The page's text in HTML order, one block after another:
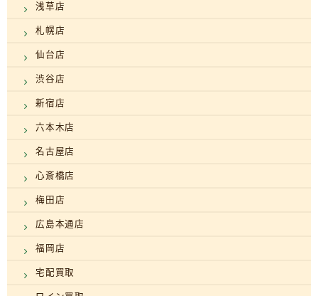
浅草店
札幌店
仙台店
渋谷店
新宿店
六本木店
名古屋店
心斎橋店
梅田店
広島本通店
福岡店
宅配買取